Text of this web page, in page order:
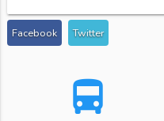
Facebook Twitter
directions_bus